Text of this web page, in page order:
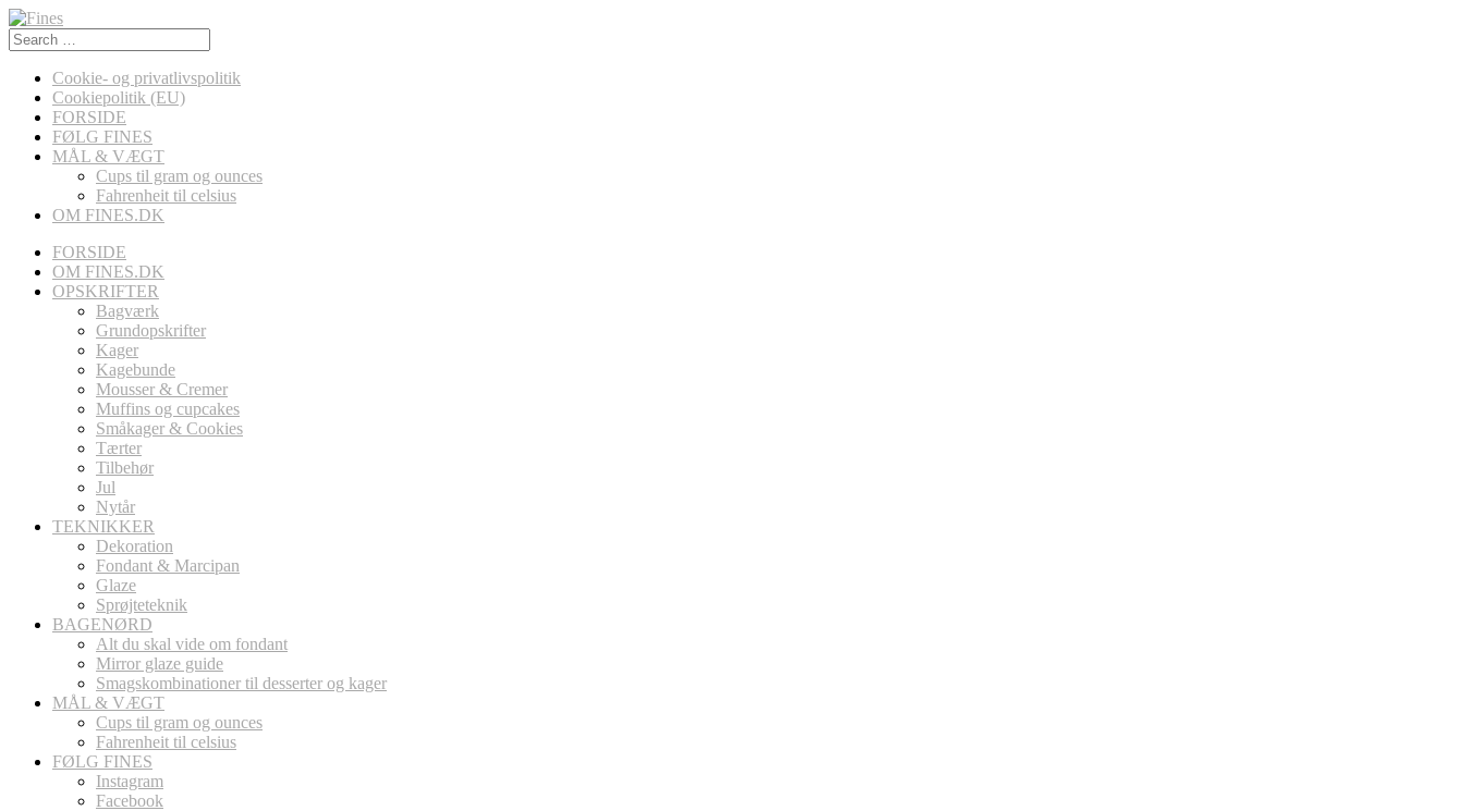
Search
for:
Cookie- og privatlivspolitik
Cookiepolitik (EU)
FORSIDE
FØLG FINES
MÅL & VÆGT
Cups til gram og ounces
Fahrenheit til celsius
OM FINES.DK
FORSIDE
OM FINES.DK
OPSKRIFTER
Bagværk
Grundopskrifter
Kager
Kagebunde
Mousser & Cremer
Muffins og cupcakes
Småkager & Cookies
Tærter
Tilbehør
Jul
Nytår
TEKNIKKER
Dekoration
Fondant & Marcipan
Glaze
Sprøjteteknik
BAGENØRD
Alt du skal vide om fondant
Mirror glaze guide
Smagskombinationer til desserter og kager
MÅL & VÆGT
Cups til gram og ounces
Fahrenheit til celsius
FØLG FINES
Instagram
Facebook